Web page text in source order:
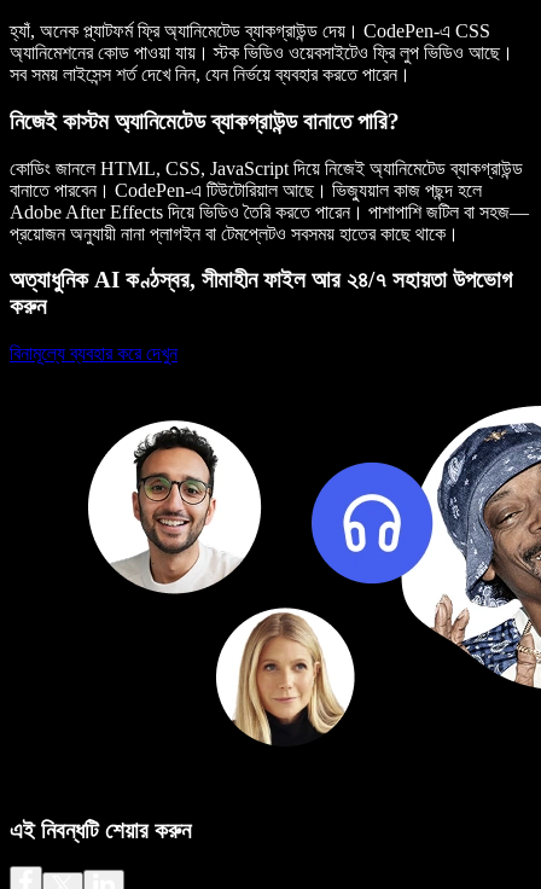
হ্যাঁ, অনেক প্ল্যাটফর্ম ফ্রি অ্যানিমেটেড ব্যাকগ্রাউন্ড দেয়। CodePen-এ CSS
অ্যানিমেশনের কোড পাওয়া যায়। স্টক ভিডিও ওয়েবসাইটেও ফ্রি লুপ ভিডিও আছে।
সব সময় লাইসেন্স শর্ত দেখে নিন, যেন নির্ভয়ে ব্যবহার করতে পারেন।
নিজেই কাস্টম অ্যানিমেটেড ব্যাকগ্রাউন্ড বানাতে পারি?
কোডিং জানলে HTML, CSS, JavaScript দিয়ে নিজেই অ্যানিমেটেড ব্যাকগ্রাউন্ড
বানাতে পারবেন। CodePen-এ টিউটোরিয়াল আছে। ভিজ্যুয়াল কাজ পছন্দ হলে
Adobe After Effects দিয়ে ভিডিও তৈরি করতে পারেন। পাশাপাশি জটিল বা সহজ—
প্রয়োজন অনুযায়ী নানা প্লাগইন বা টেমপ্লেটও সবসময় হাতের কাছে থাকে।
অত্যাধুনিক AI কণ্ঠস্বর, সীমাহীন ফাইল আর ২৪/৭ সহায়তা উপভোগ
করুন
বিনামূল্যে ব্যবহার করে দেখুন
এই নিবন্ধটি শেয়ার করুন